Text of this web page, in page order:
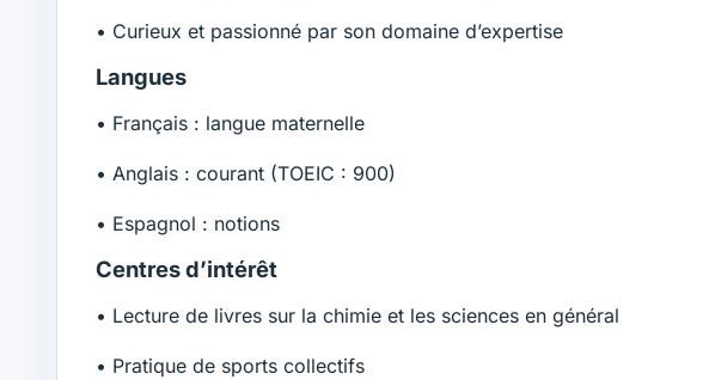
• Curieux et passionné par son domaine d’expertise
Langues
• Français : langue maternelle
• Anglais : courant (TOEIC : 900)
• Espagnol : notions
Centres d’intérêt
• Lecture de livres sur la chimie et les sciences en général
• Pratique de sports collectifs